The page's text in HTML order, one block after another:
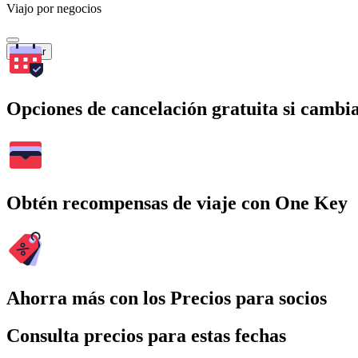
Viajo por negocios
Buscar
Opciones de cancelación gratuita si
Obtén recompensas de viaje con One Key
Ahorra más con los Precios para socios
Consulta precios para estas fechas